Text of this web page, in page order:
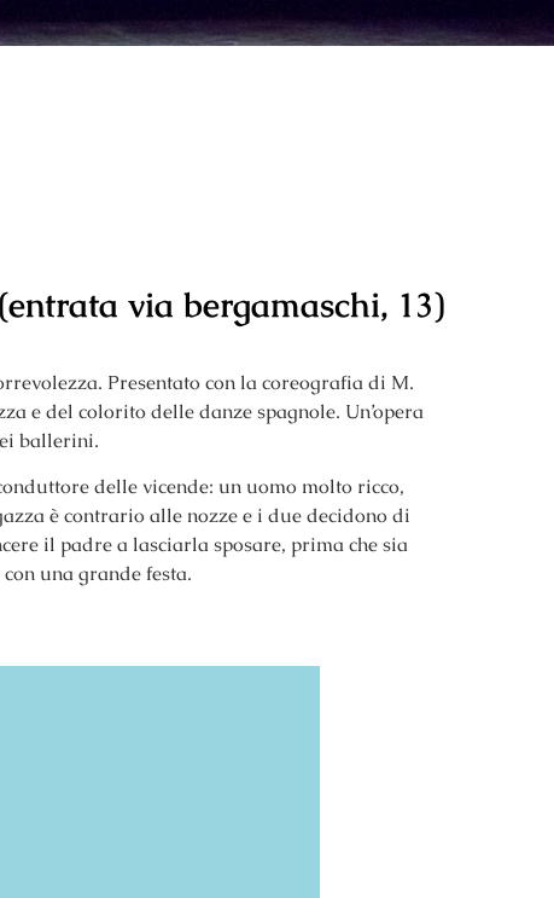
via bergamaschi, 13)
Presentato con lacoreografia di M.
e del colorito delle danze spagnole. Un’opera
ballerini.
delle vicende: un uomo molto ricco,
è contrario alle nozze e i due decidono di
il padre a lasciarla sposare, prima che sia
una grande festa.